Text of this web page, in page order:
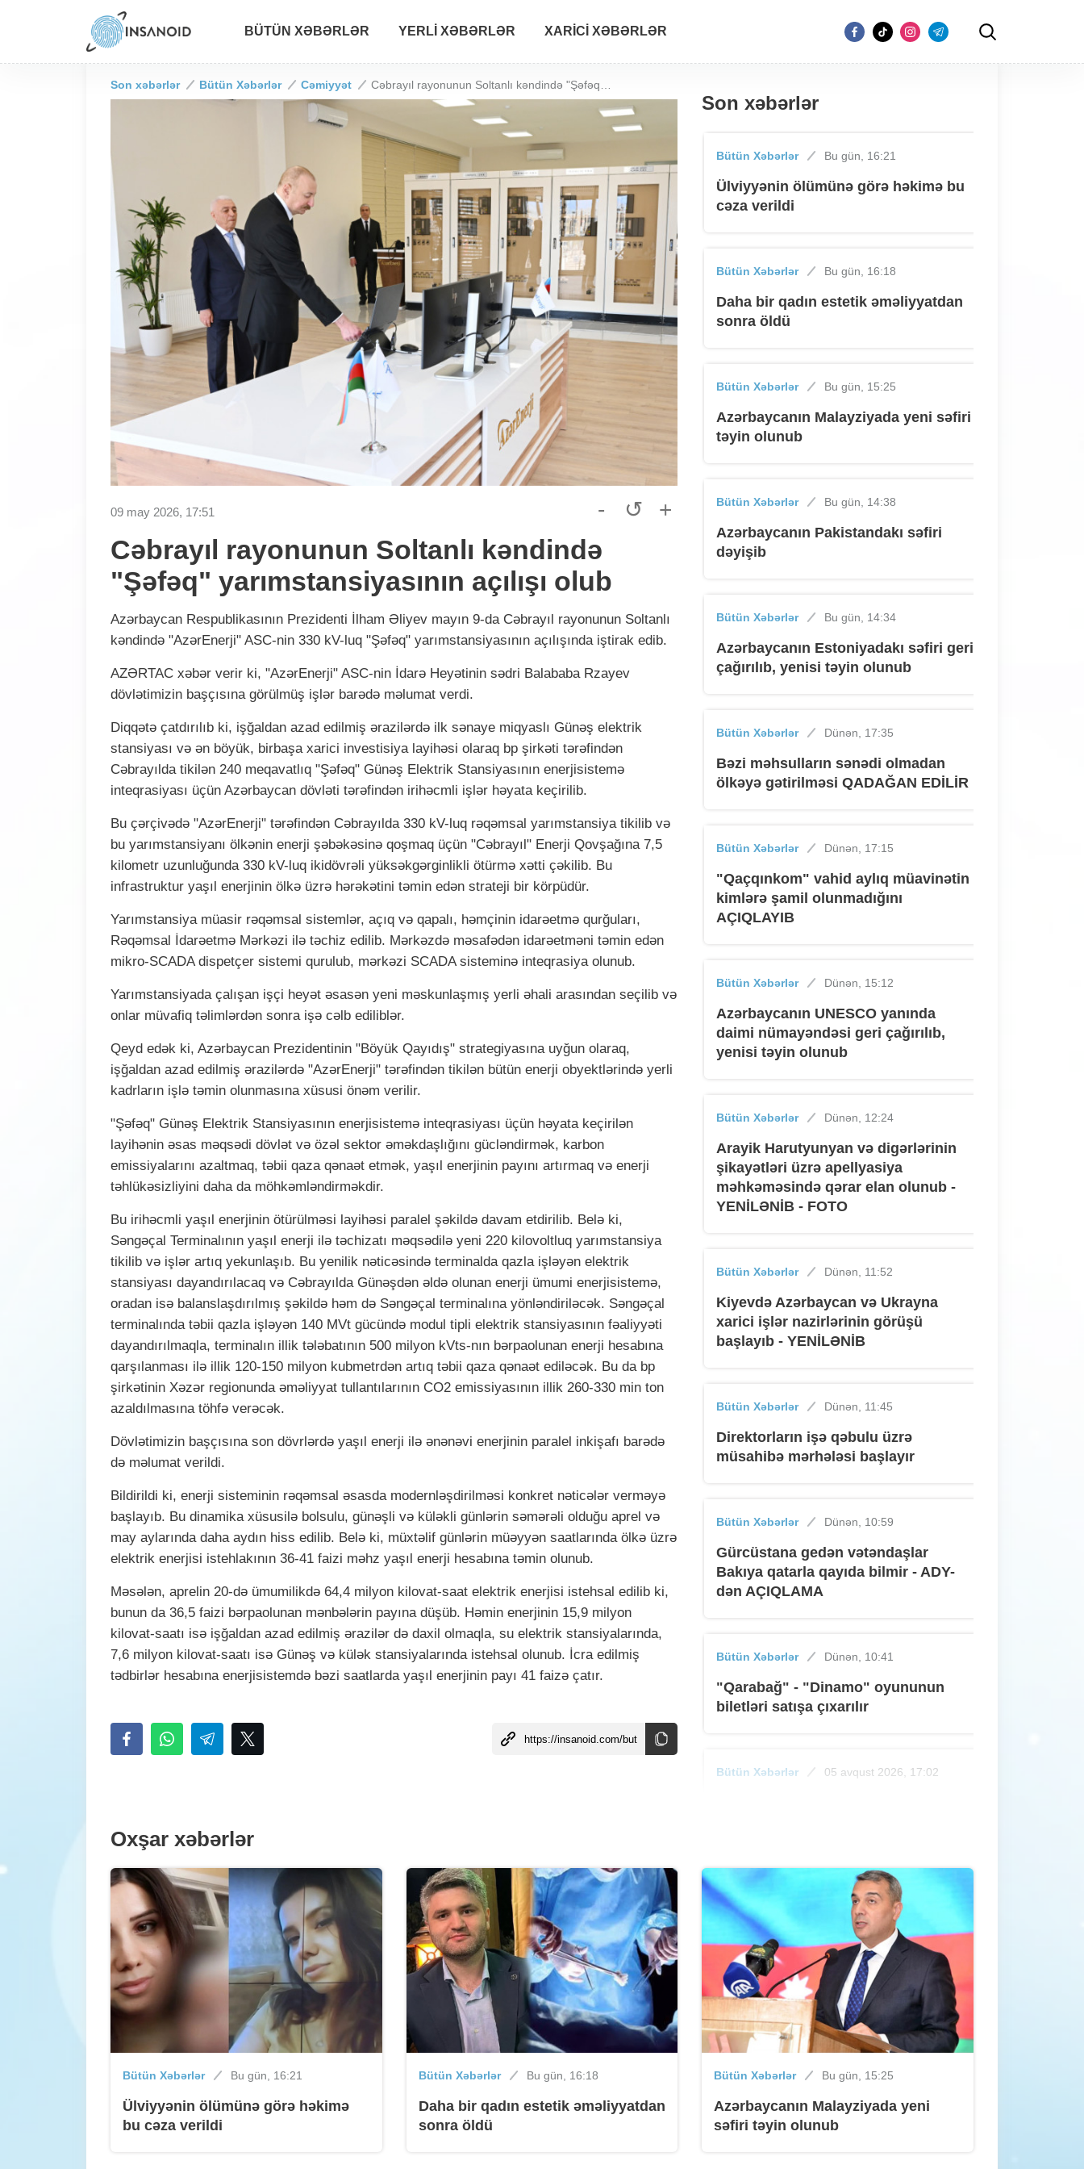
BÜTÜN XƏBƏRLƏR YERLI XƏBƏRLƏR XARICI XƏBƏRLƏR
Son xəbərlər Bütün Xəbərlər Cəmiyyət
09 may 2026, 17:51 - ↺ +
Cəbrayıl rayonunun Soltanlı kəndində
"Şəfəq" yarımstansiyasının açılışı olub
Azərbaycan Respublikasının Prezidenti İlham Əliyev mayın 9-da Cəbrayıl rayonunun Soltanlı
kəndində "AzərEnerji" ASC-nin 330 kV-luq "Şəfəq" yarımstansiyasının açılışında iştirak edib.
AZƏRTAC xəbər verir ki, "AzərEnerji" ASC-nin İdarə Heyətinin sədri Balababa Rzayev
dövlətimizin başçısına görülmüş işlər barədə məlumat verdi.
Diqqətə çatdırılıb ki, işğaldan azad edilmiş ərazilərdə ilk sənaye miqyaslı Günəş elektrik
stansiyası və ən böyük, birbaşa xarici investisiya layihəsi olaraq bp şirkəti tərəfindən
Cəbrayılda tikilən 240 meqavatlıq "Şəfəq" Günəş Elektrik Stansiyasının enerjisistemə
inteqrasiyası üçün Azərbaycan dövləti tərəfindən irihəcmli işlər həyata keçirilib.
Bu çərçivədə "AzərEnerji" tərəfindən Cəbrayılda 330 kV-luq rəqəmsal yarımstansiya tikilib və
bu yarımstansiyanı ölkənin enerji şəbəkəsinə qoşmaq üçün "Cəbrayıl" Enerji Qovşağına 7,5
kilometr uzunluğunda 330 kV-luq ikidövrəli yüksəkgərginlikli ötürmə xətti çəkilib. Bu
infrastruktur yaşıl enerjinin ölkə üzrə hərəkətini təmin edən strateji bir körpüdür.
Yarımstansiya müasir rəqəmsal sistemlər, açıq və qapalı, həmçinin idarəetmə qurğuları,
Rəqəmsal İdarəetmə Mərkəzi ilə təchiz edilib. Mərkəzdə məsafədən idarəetməni təmin edən
mikro-SCADA dispetçer sistemi qurulub, mərkəzi SCADA sisteminə inteqrasiya olunub.
Yarımstansiyada çalışan işçi heyət əsasən yeni məskunlaşmış yerli əhali arasından seçilib və
onlar müvafiq təlimlərdən sonra işə cəlb ediliblər.
Qeyd edək ki, Azərbaycan Prezidentinin "Böyük Qayıdış" strategiyasına uyğun olaraq,
işğaldan azad edilmiş ərazilərdə "AzərEnerji" tərəfindən tikilən bütün enerji obyektlərində yerli
kadrların işlə təmin olunmasına xüsusi önəm verilir.
"Şəfəq" Günəş Elektrik Stansiyasının enerjisistemə inteqrasiyası üçün həyata keçirilən
layihənin əsas məqsədi dövlət və özəl sektor əməkdaşlığını gücləndirmək, karbon
emissiyalarını azaltmaq, təbii qaza qənaət etmək, yaşıl enerjinin payını artırmaq və enerji
təhlükəsizliyini daha da möhkəmləndirməkdir.
Bu irihəcmli yaşıl enerjinin ötürülməsi layihəsi paralel şəkildə davam etdirilib. Belə ki,
Səngəçal Terminalının yaşıl enerji ilə təchizatı məqsədilə yeni 220 kilovoltluq yarımstansiya
tikilib və işlər artıq yekunlaşıb. Bu yenilik nəticəsində terminalda qazla işləyən elektrik
stansiyası dayandırılacaq və Cəbrayılda Günəşdən əldə olunan enerji ümumi enerjisistemə,
oradan isə balanslaşdırılmış şəkildə həm də Səngəçal terminalına yönləndiriləcək. Səngəçal
terminalında təbii qazla işləyən 140 MVt gücündə modul tipli elektrik stansiyasının fəaliyyəti
dayandırılmaqla, terminalın illik tələbatının 500 milyon kVts-nın bərpaolunan enerji hesabına
qarşılanması ilə illik 120-150 milyon kubmetrdən artıq təbii qaza qənaət ediləcək. Bu da bp
şirkətinin Xəzər regionunda əməliyyat tullantılarının CO2 emissiyasının illik 260-330 min ton
azaldılmasına töhfə verəcək.
Dövlətimizin başçısına son dövrlərdə yaşıl enerji ilə ənənəvi enerjinin paralel inkişafı barədə
də məlumat verildi.
Bildirildi ki, enerji sisteminin rəqəmsal əsasda modernləşdirilməsi konkret nəticələr verməyə
başlayıb. Bu dinamika xüsusilə bolsulu, günəşli və küləkli günlərin səmərəli olduğu aprel və
may aylarında daha aydın hiss edilib. Belə ki, müxtəlif günlərin müəyyən saatlarında ölkə üzrə
elektrik enerjisi istehlakının 36-41 faizi məhz yaşıl enerji hesabına təmin olunub.
Məsələn, aprelin 20-də ümumilikdə 64,4 milyon kilovat-saat elektrik enerjisi istehsal edilib ki,
bunun da 36,5 faizi bərpaolunan mənbələrin payına düşüb. Həmin enerjinin 15,9 milyon
kilovat-saatı isə işğaldan azad edilmiş ərazilər də daxil olmaqla, su elektrik stansiyalarında,
7,6 milyon kilovat-saatı isə Günəş və külək stansiyalarında istehsal olunub. İcra edilmiş
tədbirlər hesabına enerjisistemdə bəzi saatlarda yaşıl enerjinin payı 41 faizə çatır.
Son xəbərlər
Bütün Xəbərlər Bu gün, 16:21
Ülviyyənin ölümünə görə həkimə bu
cəza verildi
Bütün Xəbərlər Bu gün, 16:18
Daha bir qadın estetik əməliyyatdan
sonra öldü
Bütün Xəbərlər Bu gün, 15:25
Azərbaycanın Malayziyada yeni səfiri
təyin olunub
Bütün Xəbərlər Bu gün, 14:38
Azərbaycanın Pakistandakı səfiri
dəyişib
Bütün Xəbərlər Bu gün, 14:34
Azərbaycanın Estoniyadakı səfiri geri
çağırılıb, yenisi təyin olunub
Bütün Xəbərlər Dünən, 17:35
Bəzi məhsulların sənədi olmadan
ölkəyə gətirilməsi QADAĞAN EDİLİR
Bütün Xəbərlər Dünən, 17:15
"Qaçqınkom" vahid aylıq müavinətin
kimlərə şamil olunmadığını
AÇIQLAYIB
Bütün Xəbərlər Dünən, 15:12
Azərbaycanın UNESCO yanında
daimi nümayəndəsi geri çağırılıb,
yenisi təyin olunub
Bütün Xəbərlər Dünən, 12:24
Arayik Harutyunyan və digərlərinin
şikayətləri üzrə apellyasiya
məhkəməsində qərar elan olunub -
YENİLƏNİB - FOTO
Bütün Xəbərlər Dünən, 11:52
Kiyevdə Azərbaycan və Ukrayna
xarici işlər nazirlərinin görüşü
başlayıb - YENİLƏNİB
Bütün Xəbərlər Dünən, 11:45
Direktorların işə qəbulu üzrə
müsahibə mərhələsi başlayır
Bütün Xəbərlər Dünən, 10:59
Gürcüstana gedən vətəndaşlar
Bakıya qatarla qayıda bilmir - ADY-
dən AÇIQLAMA
Bütün Xəbərlər Dünən, 10:41
"Qarabağ" - "Dinamo" oyununun
biletləri satışa çıxarılır
Bütün Xəbərlər 05 avqust 2026, 17:02
Bütün Xəbərlər 05 avqust 2026, 16:43
Məleykə Abbaszadə abituriyentlərə
ÇAĞIRIŞ edib
Bütün Xəbərlər 05 avqust 2026, 15:49
Sabah Bakıda yağış yağacaq, güclü
külək əsəcək
Bütün Xəbərlər 05 avqust 2026, 14:42
Oxşar xəbərlər
Bütün Xəbərlər Bu gün, 16:21
Ülviyyənin ölümünə görə həkimə
bu cəza verildi
Bütün Xəbərlər Bu gün, 16:18
Daha bir qadın estetik əməliyyatdan
sonra öldü
Bütün Xəbərlər Bu gün, 15:25
Azərbaycanın Malayziyada yeni
səfiri təyin olunub